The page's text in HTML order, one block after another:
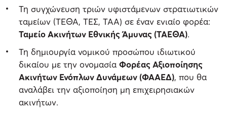
Τη συγχώνευση τριών υφιστάμενων στρατιωτικών
ταμείων (ΤΕΘΑ, ΤΕΣ, ΤΑΑ) σε έναν ενιαίο φορέα:
Ταμείο Ακινήτων Εθνικής Άμυνας (ΤΑΕΘΑ).
Τη δημιουργία νομικού προσώπου ιδιωτικού
δικαίου με την ονομασία Φορέας Αξιοποίησης
Ακινήτων Ενόπλων Δυνάμεων (ΦΑΑΕΔ), που θα
αναλάβει την αξιοποίηση μη επιχειρησιακών
ακινήτων.